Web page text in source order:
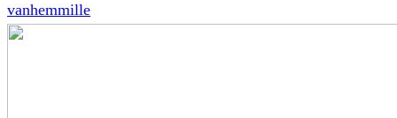
vanhemmille